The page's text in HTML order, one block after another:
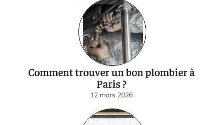
Comment trouver un bon plombier à
Paris ?
12 mars 2026